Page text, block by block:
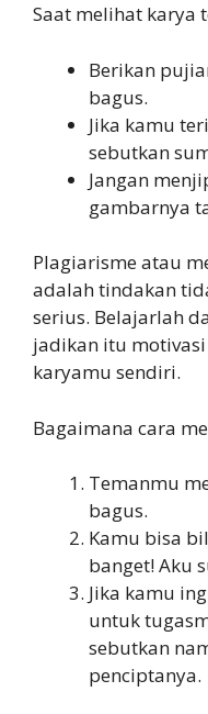
Saat melihat karya
Berikan
bagus.
Jika kamu
sebutkan
Jangan
gambarnya
Plagiarisme atau
adalah tindakan
serius. Belajarlah
jadikan itu
karyamu sendiri.
Bagaimana cara
Temanmu
bagus.
Kamu bisa
banget! Aku
Jika kamu
untuk
sebutkan
penciptanya.